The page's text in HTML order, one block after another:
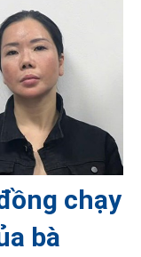
chạy
bà